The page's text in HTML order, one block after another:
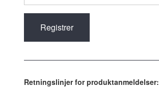
Retningslinjer for produktanmeldelser: